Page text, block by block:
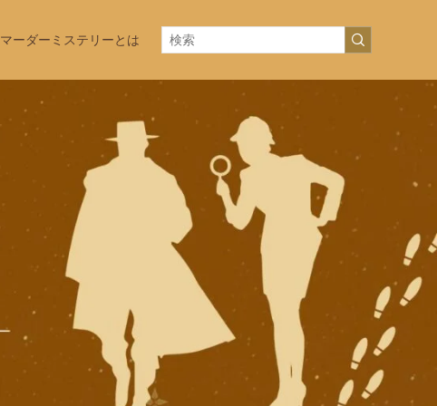
マーダーミステリーとは